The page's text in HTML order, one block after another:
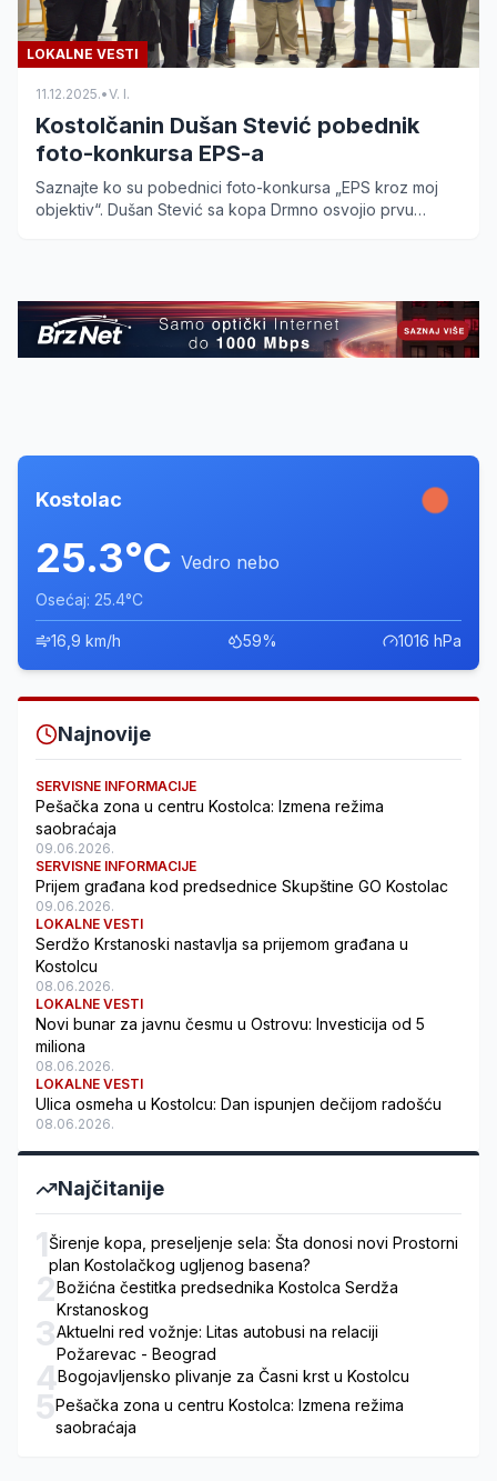
LOKALNE VESTI
11.12.2025.•V. I.
Kostolčanin Dušan Stević pobednik
foto-konkursa EPS-a
Saznajte ko su pobednici foto-konkursa „EPS kroz moj
objektiv“. Dušan Stević sa kopa Drmno osvojio prvu
Kostolac
25.3°C Vedro nebo
Osećaj: 25.4°C
16,9 km/h 59% 1016 hPa
Najnovije
SERVISNE INFORMACIJE
Pešačka zona u centru Kostolca: Izmena režima
saobraćaja
09.06.2026.
SERVISNE INFORMACIJE
Prijem građana kod predsednice Skupštine GO Kostolac
09.06.2026.
LOKALNE VESTI
Serdžo Krstanoski nastavlja sa prijemom građana u
Kostolcu
08.06.2026.
LOKALNE VESTI
Novi bunar za javnu česmu u Ostrovu: Investicija od 5
miliona
08.06.2026.
LOKALNE VESTI
Ulica osmeha u Kostolcu: Dan ispunjen dečijom radošću
08.06.2026.
Najčitanije
1Širenje kopa, preseljenje sela: Šta donosi novi Prostorni
plan Kostolačkog ugljenog basena?
2Božićna čestitka predsednika Kostolca Serdža
Krstanoskog
3Aktuelni red vožnje: Litas autobusi na relaciji
Požarevac - Beograd
4Bogojavljensko plivanje za Časni krst u Kostolcu
5Pešačka zona u centru Kostolca: Izmena režima
saobraćaja